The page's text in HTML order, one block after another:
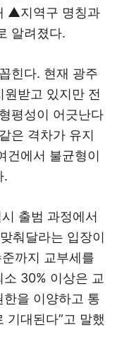
▲지역구 명칭과
알려졌다.
힌다. 현재 광주
받고 있지만 전
평성이 어긋난다
은 격차가 유지
건에서 불균형이
.
출범 과정에서
춰달라는 입장이
까지 교부세를
30% 이상은 교
을 이양하고 통
기대된다”고 말했